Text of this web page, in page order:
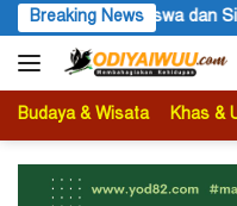
Langsung
ke
konten
Breaking News
Negeri 1 Dogiyai
Budaya & Wisata Khas &